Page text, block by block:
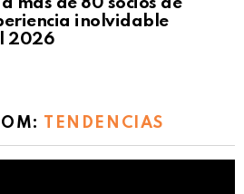
inolvidable
2026
TENDENCIAS